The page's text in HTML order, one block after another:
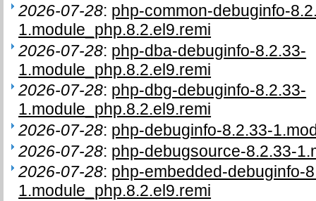
2026-07-28: php-common-debuginfo-
1.module_php.8.2.el9.remi
2026-07-28: php-dba-debuginfo-8.2.33-
1.module_php.8.2.el9.remi
2026-07-28: php-dbg-debuginfo-8.2.33-
1.module_php.8.2.el9.remi
2026-07-28: php-debuginfo-8.2.33-
2026-07-28: php-debugsource-8.2.33-
2026-07-28: php-embedded-debuginfo-
1.module_php.8.2.el9.remi